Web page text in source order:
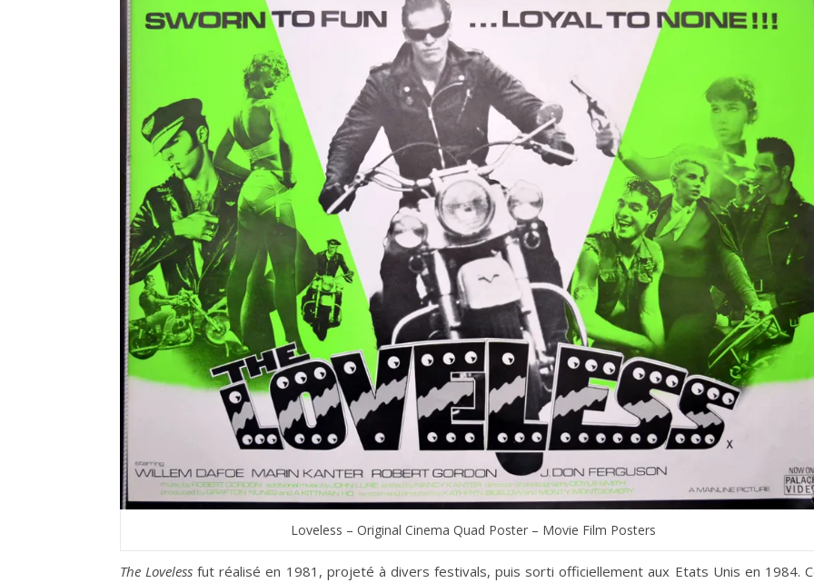
Loveless – Original Cinema Quad Poster – Movie Film Posters
The Loveless fut réalisé en 1981, projeté à divers festivals, puis sorti officiellement aux Etats Unis en 1984.